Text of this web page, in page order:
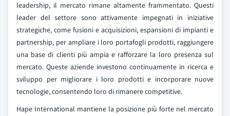
leadership, il mercato rimane altamente frammentato. Questi
leader del settore sono attivamente impegnati in iniziative
strategiche, come fusioni e acquisizioni, espansioni di impianti e
partnership, per ampliare i loro portafogli prodotti, raggiungere
una base di clienti più ampia e rafforzare la loro presenza sul
mercato. Queste aziende investono continuamente in ricerca e
sviluppo per migliorare i loro prodotti e incorporare nuove
tecnologie, consentendo loro di rimanere competitive.
Hape International mantiene la posizione più forte nel mercato